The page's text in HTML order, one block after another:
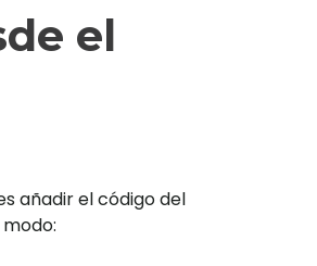
el
añadir el código del